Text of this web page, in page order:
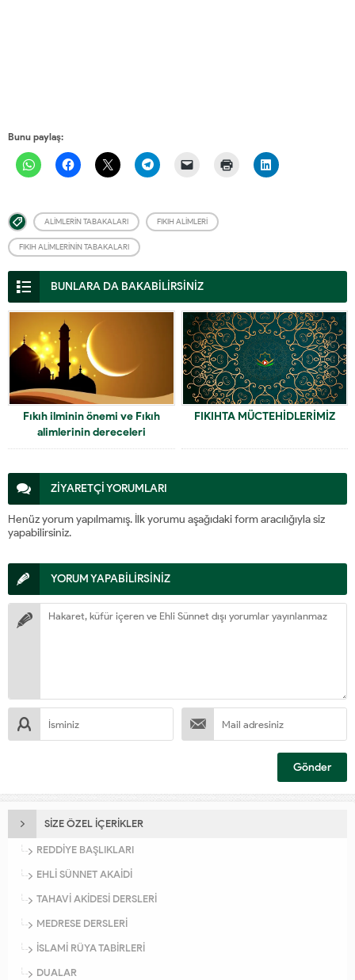
Bunu paylaş:
ALIMLERIN TABAKALARI FIKIH ALIMLERI
FIKIH ALIMLERININ TABAKALARI
BUNLARA DA BAKABİLİRSİNİZ
Fıkıh ilminin önemi ve Fıkıh
alimlerinin dereceleri
FIKIHTA MÜCTEHİDLERİMİZ
ZİYARETÇİ YORUMLARI
Henüz yorum yapılmamış. İlk yorumu aşağıdaki form aracılığıyla siz
yapabilirsiniz.
YORUM YAPABİLİRSİNİZ
SİZE ÖZEL İÇERİKLER
REDDİYE BAŞLIKLARI
EHLİ SÜNNET AKAİDİ
TAHAVİ AKİDESİ DERSLERİ
MEDRESE DERSLERİ
İSLAMİ RÜYA TABİRLERİ
DUALAR